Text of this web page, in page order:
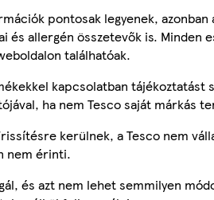
pontosak legyenek,
és allergén összetevők is.
találhatóak.
kapcsolatban
ha nem Tesco saját márkás
kerülnek, a Tesco nem
nem érinti.
és azt nem lehet semmilyen